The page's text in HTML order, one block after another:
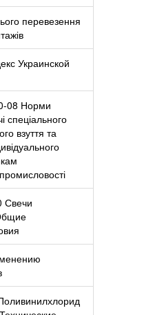
перевезення
Украинской
08 Норми
спеціального
взуття та
Свечи